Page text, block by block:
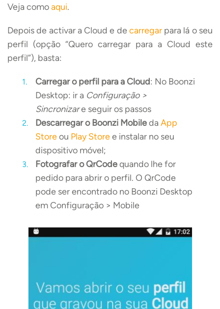
Veja comoaqui.
Depois de activar a Cloud e decarregar para lá o seu
perfil (opção “Quero carregar para a Cloud este
perfil”), basta:
Carregar o perfil para a Cloud: No Boonzi
Desktop: ir a Configuração >
Sincronizare seguir os passos
Descarregar o Boonzi Mobileda App
Storeou Play Storee instalar no seu
dispositivo móvel;
Fotografar o QrCodequando lhe for
pedido para abrir o perfil. O QrCode
pode ser encontrado no Boonzi Desktop
em Configuração > Mobile